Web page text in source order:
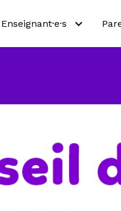
Enseignant·e·s
Ressources pédagogiques
Tarifs